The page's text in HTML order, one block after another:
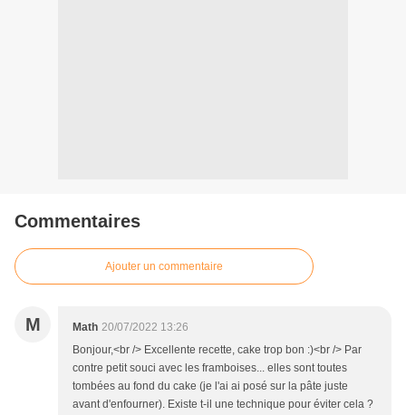
Commentaires
Ajouter un commentaire
M Math 20/07/2022 13:26
Bonjour,<br /> Excellente recette, cake trop bon :)<br /> Par
contre petit souci avec les framboises... elles sont toutes
tombées au fond du cake (je l'ai ai posé sur la pâte juste
avant d'enfourner). Existe t-il une technique pour éviter cela ?